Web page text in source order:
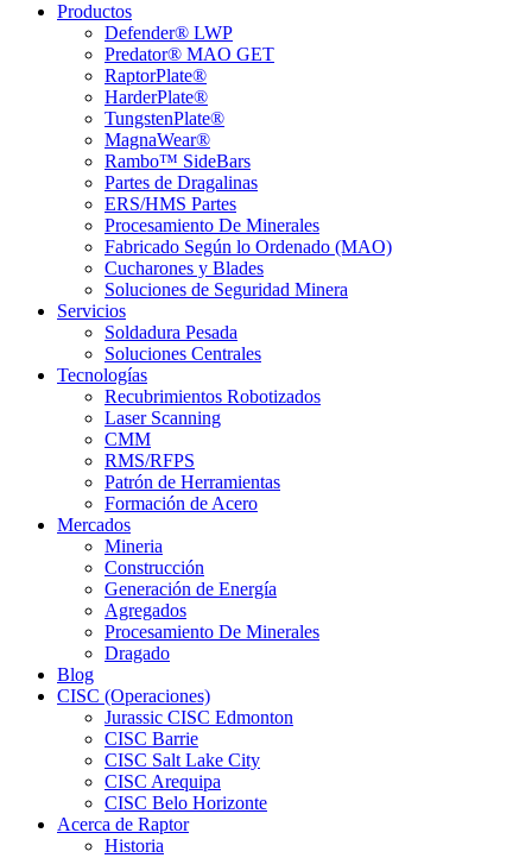
Productos
Defender® LWP
Predator® MAO GET
RaptorPlate®
HarderPlate®
TungstenPlate®
MagnaWear®
Rambo™ SideBars
Partes de Dragalinas
ERS/HMS Partes
Procesamiento De Minerales
Fabricado Según lo Ordenado (MAO)
Cucharones y Blades
Soluciones de Seguridad Minera
Servicios
Soldadura Pesada
Soluciones Centrales
Tecnologías
Recubrimientos Robotizados
Laser Scanning
CMM
RMS/RFPS
Patrón de Herramientas
Formación de Acero
Mercados
Mineria
Construcción
Generación de Energía
Agregados
Procesamiento De Minerales
Dragado
Blog
CISC (Operaciones)
Jurassic CISC Edmonton
CISC Barrie
CISC Salt Lake City
CISC Arequipa
CISC Belo Horizonte
Acerca de Raptor
Historia